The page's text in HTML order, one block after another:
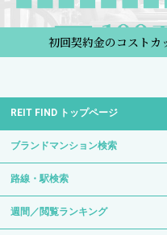
初回契約金のコストカ
REIT FIND トップページ
ブランドマンション検索
路線・駅検索
週間／閲覧ランキング